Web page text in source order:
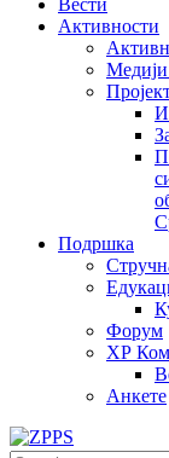
Вести
Активности
Подршка
Форум
ХР
Анкете